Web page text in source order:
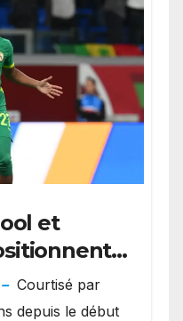
et
Courtisé par
depuis le début